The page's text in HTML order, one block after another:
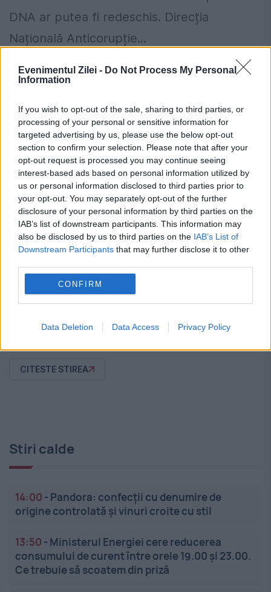
Evenimentul Zilei - Do Not Process My Personal
Information
If you wish to opt-out of the sale, sharing to third parties, or
processing of your personal or sensitive information for
targeted advertising by us, please use the below opt-out
section to confirm your selection. Please note that after your
opt-out request is processed you may continue seeing
interest-based ads based on personal information utilized by
us or personal information disclosed to third parties prior to
your opt-out. You may separately opt-out of the further
disclosure of your personal information by third parties on the
IAB’s list of downstream participants. This information may
also be disclosed by us to third parties on the IAB’s List of
Downstream Participants that may further disclose it to other
CONFIRM
Data Deletion Data Access Privacy Policy
DNA ar putea fi redeschis. Direcția
Națională Anticorupție...
CITESTE STIREA
SOCIAL
Schimbări radicale la Facebook și
Instagram, anunțate de Meta
22 IANUARIE 2024
Compania Meta adaugă noi funcții la
Facebook și Instagram, despre care susține
că sunt foarte bune pentru adolescenți.
funcții pentru utilizatori. Prin intermediul...
CITESTE STIREA
Stiri calde
14:00 - Pandora: confecții cu denumire de
origine controlată și vinuri croite cu stil
13:50 - Ministerul Energiei cere reducerea
consumului de curent între orele 19.00 și 23.00.
Ce trebuie să scoatem din priză